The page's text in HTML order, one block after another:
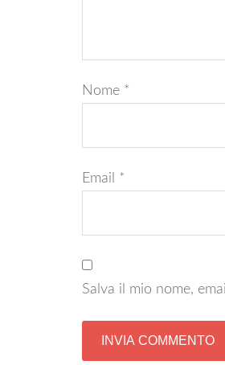
Nome *
Email *
Salva il mio nome,